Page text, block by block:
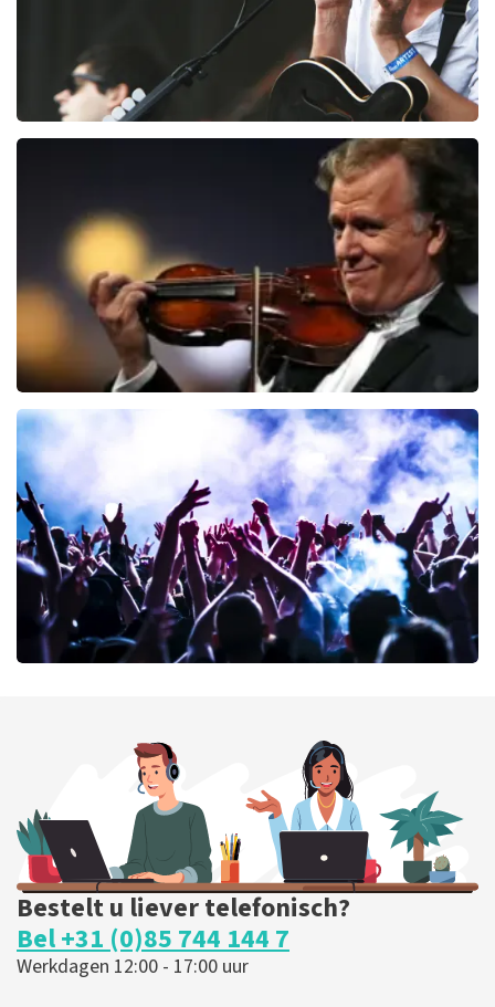
BESTEL NU
BESTEL NU
BESTEL NU
Bestelt u liever telefonisch?
Bel +31 (0)85 744 144 7
Werkdagen 12:00 - 17:00 uur